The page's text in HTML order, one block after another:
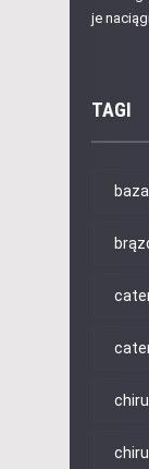
je
TAGI